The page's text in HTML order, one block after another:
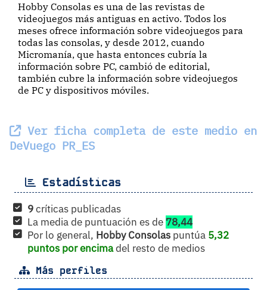
Hobby Consolas es una de las revistas de
videojuegos más antiguas en activo. Todos los
meses ofrece información sobre videojuegos para
todas las consolas, y desde 2012, cuando
Micromanía, que hasta entonces cubría la
información sobre PC, cambió de editorial,
también cubre la información sobre videojuegos
de PC y dispositivos móviles.
Ver ficha completa de este medio en
DeVuego PR_ES
Estadísticas
9críticas publicadas
La media de puntuación es de 78,44
Por lo general, Hobby Consolas puntúa 5,32
puntos por encimadel resto de medios
Más perfiles